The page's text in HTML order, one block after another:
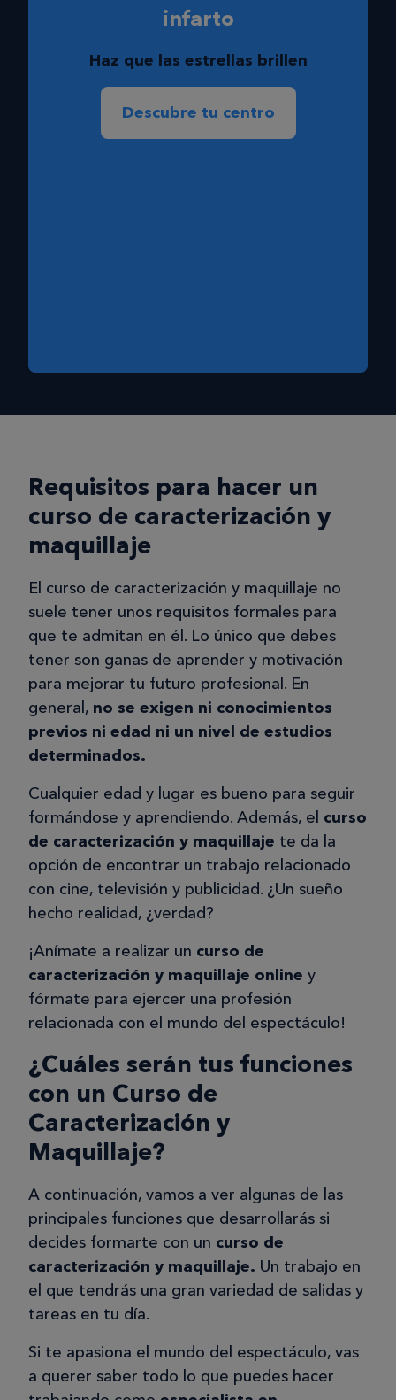
infarto
Haz que las estrellas brillen
Descubre tu centro
Requisitos para hacer un
curso de caracterización y
maquillaje
El curso de caracterización y maquillaje no
suele tener unos requisitos formales para
que te admitan en él. Lo único que debes
tener son ganas de aprender y motivación
para mejorar tu futuro profesional. En
general, no se exigen ni conocimientos
previos ni edad ni un nivel de estudios
determinados.
Cualquier edad y lugar es bueno para seguir
formándose y aprendiendo. Además, el curso
de caracterización y maquillaje te da la
opción de encontrar un trabajo relacionado
con cine, televisión y publicidad. ¿Un sueño
hecho realidad, ¿verdad?
¡Anímate a realizar un curso de
caracterización y maquillaje online y
fórmate para ejercer una profesión
relacionada con el mundo del espectáculo!
¿Cuáles serán tus funciones
con un Curso de
Caracterización y
Maquillaje?
A continuación, vamos a ver algunas de las
principales funciones que desarrollarás si
decides formarte con un curso de
caracterización y maquillaje. Un trabajo en
el que tendrás una gran variedad de salidas y
tareas en tu día.
Si te apasiona el mundo del espectáculo, vas
a querer saber todo lo que puedes hacer